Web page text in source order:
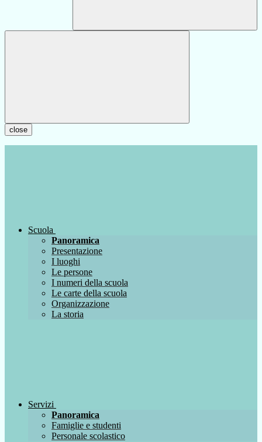
close
Scuola
Panoramica
Presentazione
I luoghi
Le persone
I numeri della scuola
Le carte della scuola
Organizzazione
La storia
Servizi
Panoramica
Famiglie e studenti
Personale scolastico